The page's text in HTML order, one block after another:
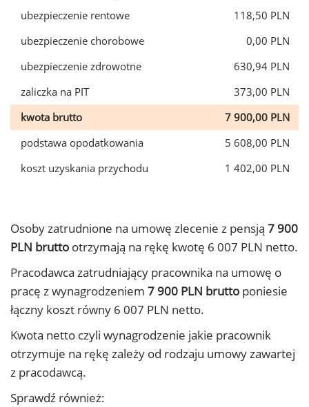
ubezpieczenie rentowe
118,50 PLN
ubezpieczenie chorobowe
0,00 PLN
ubezpieczenie zdrowotne
630,94 PLN
zaliczka na PIT
373,00 PLN
kwota brutto
7 900,00 PLN
podstawa opodatkowania
5 608,00 PLN
koszt uzyskania przychodu
1 402,00 PLN
Osoby zatrudnione na umowę zlecenie z pensją 7 900
PLN brutto otrzymają na rękę kwotę 6 007 PLN netto.
Pracodawca zatrudniający pracownika na umowę o
pracę z wynagrodzeniem 7 900 PLN brutto poniesie
łączny koszt równy 6 007 PLN netto.
Kwota netto czyli wynagrodzenie jakie pracownik
otrzymuje na rękę zależy od rodzaju umowy zawartej
z pracodawcą.
Sprawdź również: